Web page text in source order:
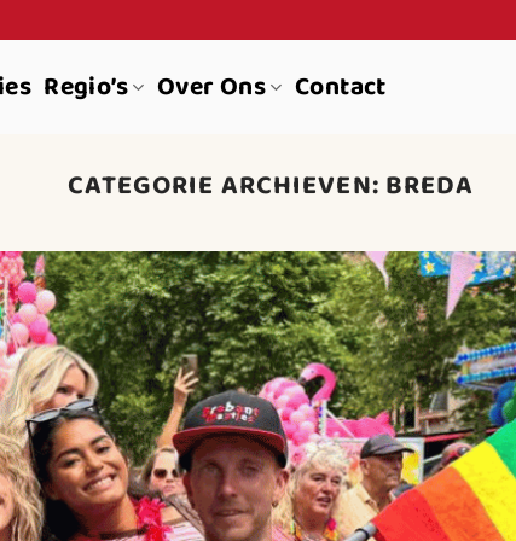
Regio’s Over Ons Contact
CATEGORIE ARCHIEVEN:BREDA